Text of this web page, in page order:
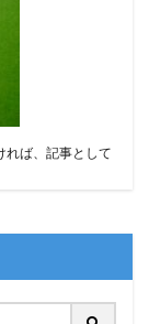
れば、記事として